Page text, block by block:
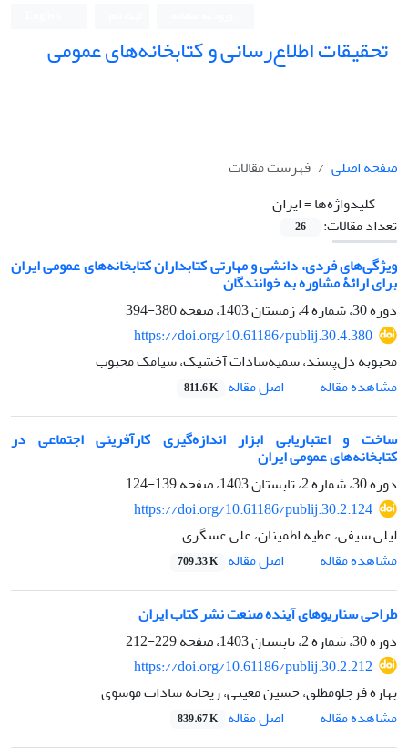
تحقیقات اطلاع‌رسانی و کتابخانه‌های عمومی
صفحه اصلی
فهرست مقالات
کلیدواژه‌ها =ایران
تعداد مقالات:
26
ویژگی‌های فردی، دانشی و مهارتی کتابداران کتابخانه‌های عمومی ایران
برای ارائۀ مشاوره به خوانندگان
دوره 30، شماره 4، زمستان 1403، صفحه
380-394
https://doi.org/10.61186/publij.30.4.380
محبوبه دل‌پسند، سمیه‌سادات آخشیک، سیامک محبوب
مشاهده مقاله
اصل مقاله 811.6 K
ساخت و اعتباریابی ابزار اندازه‌گیری کارآفرینی اجتماعی در
کتابخانه‌های عمومی ایران
دوره 30، شماره 2، تابستان 1403، صفحه
139-124
https://doi.org/10.61186/publij.30.2.124
لیلی سیفی، عطیه اطمینان، علی عسگری
مشاهده مقاله
اصل مقاله 709.33 K
طراحی سناریوهای آینده صنعت نشر کتاب ایران
دوره 30، شماره 2، تابستان 1403، صفحه
229-212
https://doi.org/10.61186/publij.30.2.212
بهاره فرجلومطلق، حسین معینی، ریحانه سادات موسوی
مشاهده مقاله
اصل مقاله 839.67 K